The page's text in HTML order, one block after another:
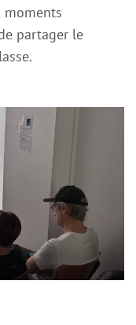
moments
partager le